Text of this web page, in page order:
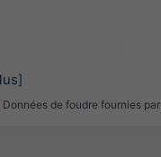
Données de foudre fournies par